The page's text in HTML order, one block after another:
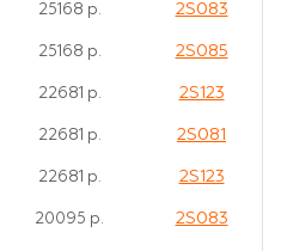
25168 р. 2S083
25168 р. 2S085
22681 р. 2S123
22681 р. 2S081
22681 р. 2S123
20095 р. 2S083